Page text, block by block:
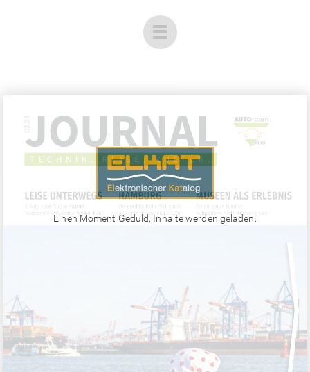
Einen Moment Geduld, Inhalte werden geladen.